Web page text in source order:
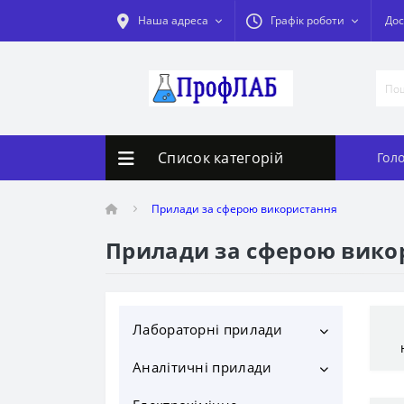
Наша адреса Графік роботи
Список категорій
Прилади за сферою використання
Прилади за сферою
Лабораторні прилади
Дистилятори
Аналітичні прилади